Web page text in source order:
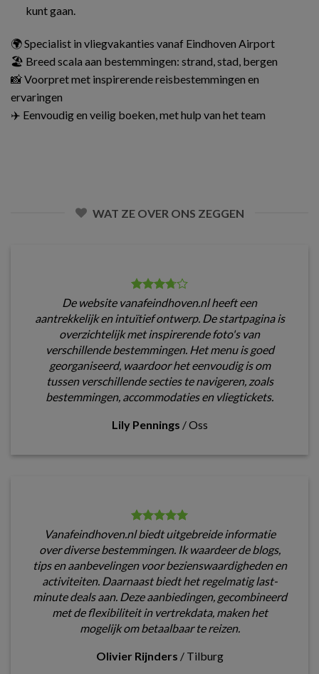
kunt gaan.
🌍 Specialist in vliegvakanties vanaf Eindhoven Airport
🏖️ Breed scala aan bestemmingen: strand, stad, bergen
📸 Voorpret met inspirerende reisbestemmingen en
ervaringen
✈️ Eenvoudig en veilig boeken, met hulp van het team
WAT ZE OVER ONS ZEGGEN
De website vanafeindhoven.nl heeft een
aantrekkelijk en intuïtief ontwerp. De startpagina is
overzichtelijk met inspirerende foto's van
verschillende bestemmingen. Het menu is goed
georganiseerd, waardoor het eenvoudig is om
tussen verschillende secties te navigeren, zoals
bestemmingen, accommodaties en vliegtickets.
Lily Pennings /Oss
Vanafeindhoven.nl biedt uitgebreide informatie
over diverse bestemmingen. Ik waardeer de blogs,
tips en aanbevelingen voor bezienswaardigheden en
activiteiten. Daarnaast biedt het regelmatig last-
minute deals aan. Deze aanbiedingen, gecombineerd
met de flexibiliteit in vertrekdata, maken het
mogelijk om betaalbaar te reizen.
Olivier Rijnders / Tilburg